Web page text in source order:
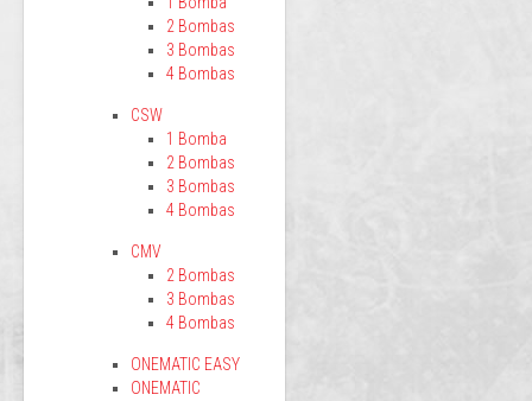
2 Bombas
3 Bombas
4 Bombas
CSW
1 Bomba
2 Bombas
3 Bombas
4 Bombas
CMV
2 Bombas
3 Bombas
4 Bombas
ONEMATIC EASY
ONEMATIC